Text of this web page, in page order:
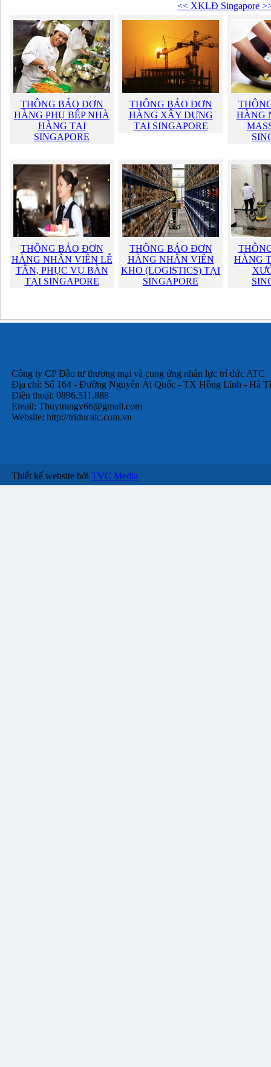
<< XKLĐ Singapore
THÔNG BÁO ĐƠN
HÀNG PHỤ BẾP NHÀ
HÀNG TẠI
SINGAPORE
THÔNG BÁO ĐƠN
HÀNG XÂY DỰNG
TẠI SINGAPORE
HÀNG
THÔNG BÁO ĐƠN
HÀNG NHÂN VIÊN LỄ
TÂN, PHỤC VỤ BÀN
TẠI SINGAPORE
THÔNG BÁO ĐƠN
HÀNG NHÂN VIÊN
KHO (LOGISTICS) TẠI
SINGAPORE
HÀNG
Công ty CP Đầu tư thương mại và cung ứng nhân lực trí đức ATC
Địa chỉ: Số 164 - Đường Nguyễn Ái Quốc - TX Hồng Lĩnh - Hà
Điện thoại: 0896.511.888
Email: Thuytrangv66@gmail.com
Website: http://triducatc.com.vn
Thiết kế website bởi TVC Media